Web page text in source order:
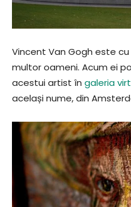
Vincent Van Gogh este
multor oameni. Acum ei
acestui artist în galeria
același nume, din